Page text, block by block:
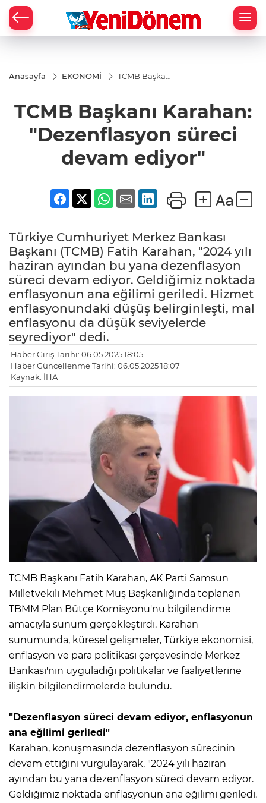
Anasayfa EKONOMİ
TCMB Başkanı
süreci devam
ediyor"
TCMB Başkanı Karahan:
"Dezenflasyon süreci
devam ediyor"
Türkiye Cumhuriyet Merkez Bankası
Başkanı (TCMB) Fatih Karahan, "2024 yılı
haziran ayından bu yana dezenflasyon
süreci devam ediyor. Geldiğimiz noktada
enflasyonun ana eğilimi geriledi. Hizmet
enflasyonundaki düşüş belirginleşti, mal
enflasyonu da düşük seviyelerde
seyrediyor" dedi.
Haber Giriş Tarihi: 06.05.2025 18:05
Haber Güncellenme Tarihi: 06.05.2025 18:07
Kaynak: İHA
TCMB Başkanı Fatih Karahan, AK Parti Samsun
Milletvekili Mehmet Muş Başkanlığında toplanan
TBMM Plan Bütçe Komisyonu'nu bilgilendirme
amacıyla sunum gerçekleştirdi. Karahan
sunumunda, küresel gelişmeler, Türkiye ekonomisi,
enflasyon ve para politikası çerçevesinde Merkez
Bankası'nın uyguladığı politikalar ve faaliyetlerine
ilişkin bilgilendirmelerde bulundu.
"Dezenflasyon süreci devam ediyor, enflasyonun
ana eğilimi geriledi"
Karahan, konuşmasında dezenflasyon sürecinin
devam ettiğini vurgulayarak, "2024 yılı haziran
ayından bu yana dezenflasyon süreci devam ediyor.
Geldiğimiz noktada enflasyonun ana eğilimi geriledi.